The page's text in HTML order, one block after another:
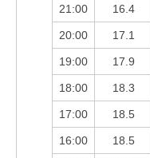
21:00 16.4
20:00 17.1
19:00 17.9
18:00 18.3
17:00 18.5
16:00 18.5